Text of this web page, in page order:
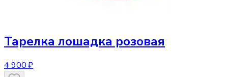
Тарелка лошадка розовая
4 900 ₽